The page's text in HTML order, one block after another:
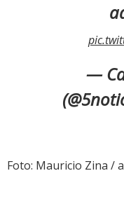
—
Foto: Mauricio Zina /